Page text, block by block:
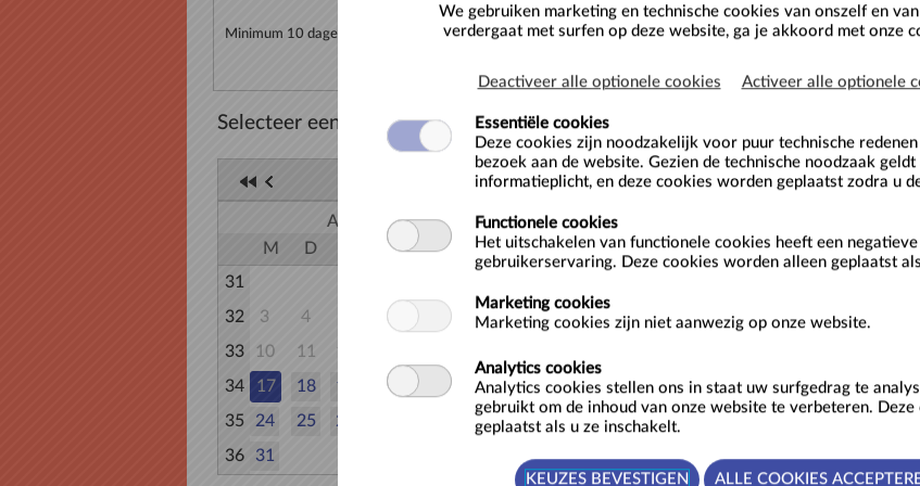
Minimum 10 dagen op voorhand reserveren
Selecteer een datum
AUGUSTUS 2026 - SEPTEMBER 2026
AUGUSTUS
M
D D V
Z
31
32
3 4 6
9
33
10 11
34
17 18 19 20 21
23
35
24 25 26
30
36
31
M
D W D V Z
Z
37
7 8 9 10 11 12
13
39
21 22 23 24 25 26
27
40
28 29
30
41
We gebruiken marketing en technische cookies van onszelf en
verdergaat met surfen op deze website, ga je akkoord met onze
Deactiveer alle optionele cookies Activeer alle optionele
Essentiële cookies
Deze cookies zijn noodzakelijk voor puur technische
bezoek aan de website. Gezien de technische noodzaak geldt
informatieplicht, en deze cookies worden geplaatst zodra u
Functionele cookies
Het uitschakelen van functionele cookies heeft een
gebruikerservaring. Deze cookies worden alleen geplaatst
Marketing cookies
Marketing cookies zijn niet aanwezig op onze website.
Analytics cookies
Analytics cookies stellen ons in staat uw surfgedrag te
gebruikt om de inhoud van onze website te verbeteren.
geplaatst als u ze inschakelt.